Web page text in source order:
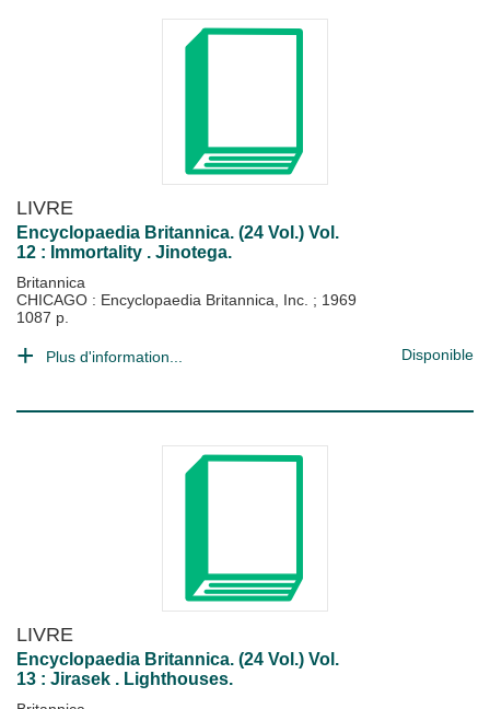
LIVRE
Encyclopaedia Britannica. (24 Vol.) Vol.
12 : Immortality . Jinotega.
Britannica
CHICAGO : Encyclopaedia Britannica, Inc. ; 1969
1087 p.
Plus d'information... Disponible
LIVRE
Encyclopaedia Britannica. (24 Vol.) Vol.
13 : Jirasek . Lighthouses.